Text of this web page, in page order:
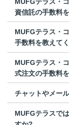
資信託の手数料
MUFGテラス・
手数料を教えてく
MUFGテラス・
式注文の手数料
チャットやメー
MUFGテラスで